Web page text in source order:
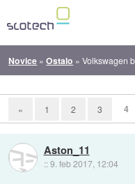
Novice »Ostalo »Volkswagen
« 1 2 3 4
Aston_11
::9. feb 2017, 12:04